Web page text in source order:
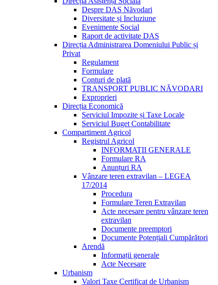
Despre DAS Năvodari
Diversitate și Incluziune
Evenimente Social
Raport de activitate DAS
Direcția Administrarea Domeniului Public și
Privat
Regulament
Formulare
Conturi de plată
TRANSPORT PUBLIC NĂVODARI
Exproprieri
Direcția Economică
Serviciul Impozite și Taxe Locale
Serviciul Buget Contabilitate
Compartiment Agricol
Registrul Agricol
INFORMATII GENERALE
Formulare RA
Anunțuri RA
Vânzare teren extravilan – LEGEA
17/2014
Procedura
Formulare Teren Extravilan
Acte necesare pentru vânzare teren
extravilan
Documente preemptori
Documente Potențiali Cumpărători
Arendă
Informații generale
Acte Necesare
Urbanism
Valori Taxe Certificat de Urbanism